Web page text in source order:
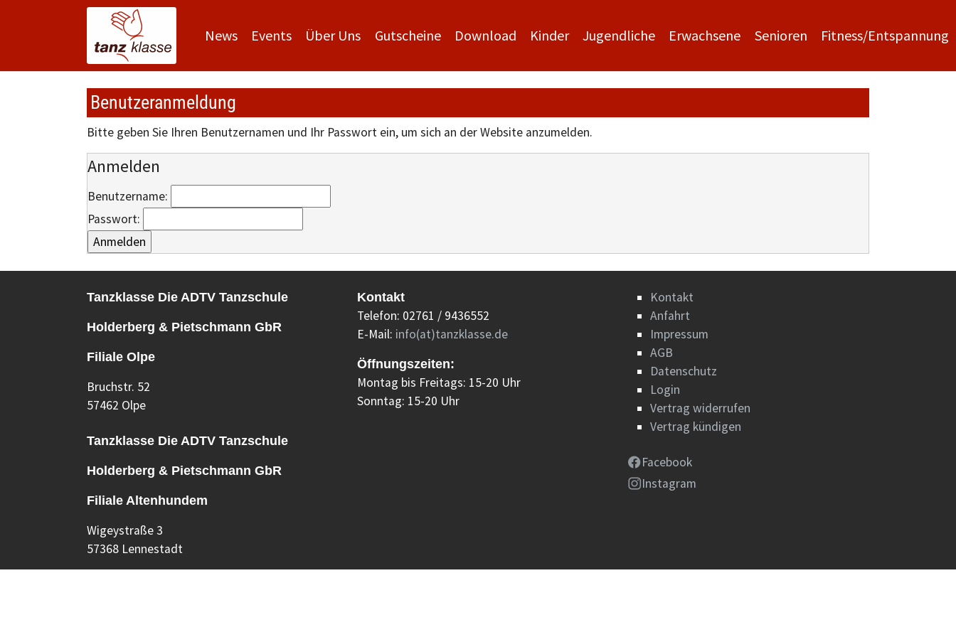
News Events Über Uns Gutscheine Download Kinder Jugendliche Erwachsene Senioren Fitness/Entspannung
Benutzeranmeldung
Bitte geben Sie Ihren Benutzernamen und Ihr Passwort ein, um sich an der Website anzumelden.
Anmelden
Benutzername:
Passwort:
Tanzklasse Die ADTV Tanzschule
Holderberg & Pietschmann GbR
Filiale Olpe
Bruchstr. 52
57462 Olpe
Tanzklasse Die ADTV Tanzschule
Holderberg & Pietschmann GbR
Filiale Altenhundem
Wigeystraße 3
57368 Lennestadt
Kontakt
Telefon: 02761 / 9436552
E-Mail: info(at)tanzklasse.de
Öffnungszeiten:
Montag bis Freitags: 15-20 Uhr
Sonntag: 15-20 Uhr
Kontakt
Anfahrt
Impressum
AGB
Datenschutz
Login
Vertrag widerrufen
Vertrag kündigen
Facebook
Instagram